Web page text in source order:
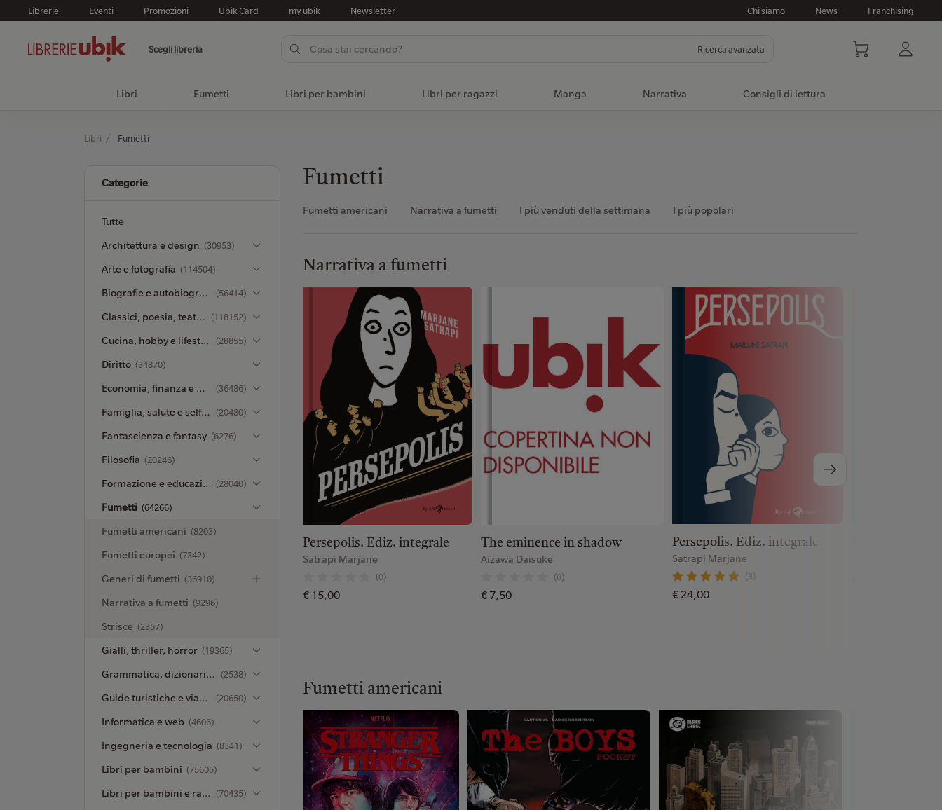
Librerie Eventi Promozioni Ubik Card my ubik Newsletter Chi siamo News Franchising
Scegli libreria Ricerca avanzata
Libri Fumetti Libri per bambini Libri per ragazzi Manga Narrativa Consigli di lettura
Libri Fumetti
Categorie
Tutte
Architettura e design (30953)
Arte e fotografia (114504)
Biografie e autobiografie (56414)
Classici, poesia, teatro e critica (118152)
Cucina, hobby e lifestyle (28855)
Diritto (34870)
Economia, finanza e managementt (36486)
Famiglia, salute e self-help (20480)
Fantascienza e fantasy (6276)
Filosofia (20246)
Formazione e educazione (28040)
Fumetti (64266)
Fumetti americani (8203)
Fumetti europei (7342)
Generi di fumetti (36910)
Narrativa a fumetti (9296)
Strisce (2357)
Gialli, thriller, horror (19365)
Grammatica, dizionari ed enciclopedie (2538)
Guide turistiche e viaggi (20650)
Informatica e web (4606)
Ingegneria e tecnologia (8341)
Libri per bambini (75605)
Libri per bambini e ragazzi (70435)
Fumetti
Fumetti americani Narrativa a fumetti I più venduti della settimana I più popolari
Narrativa a fumetti
Persepolis. Ediz. integrale
Satrapi Marjane
(0)
€ 15,00
The eminence in shadow
Aizawa Daisuke
(0)
€ 7,50
Persepolis. Ediz. integrale
Satrapi Marjane
(3)
€ 24,00
Fumetti americani